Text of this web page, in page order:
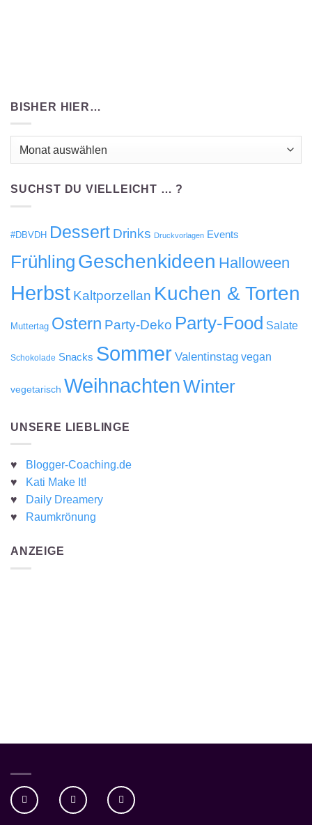
BISHER HIER…
Bisher
SUCHST DU VIELLEICHT … ?
#DBVDH Dessert Drinks Druckvorlagen Events
Frühling Geschenkideen Halloween
Herbst Kaltporzellan Kuchen & Torten
Muttertag Ostern Party-Deko Party-Food Salate
Schokolade Snacks Sommer Valentinstag vegan
vegetarisch WeihnachtenWinter
UNSERE LIEBLINGE
♥
Blogger-Coaching.de
♥
Kati Make It!
♥
Daily Dreamery
♥
Raumkrönung
ANZEIGE